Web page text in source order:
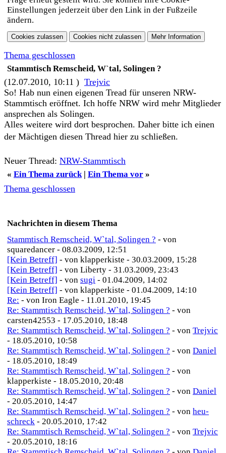
Einstellungen jederzeit über den Link in der Fußzeile
ändern.
Thema geschlossen
Stammtisch Remscheid, W`tal, Solingen ?
(12.07.2010, 10:11 ) Trejvic
So! Hab nun einen eigenen Tread für unseren NRW-
Stammtisch eröffnet. Ich hoffe NRW wird mehr Mitglieder
ansprechen als Solingen.
Alles weitere wird dort besprochen. Daher bitte ich einen
der Mächtigen diesen Thread hier zu schließen.
Neuer Thread: NRW-Stammtisch
« Ein Thema zurück| Ein Thema vor »
Thema geschlossen
Nachrichten in diesem Thema
Stammtisch Remscheid, W`tal, Solingen ? - von
squaredancer - 08.03.2009, 12:51
[Kein Betreff] - von klapperkiste - 30.03.2009, 15:28
[Kein Betreff] - von Liberty - 31.03.2009, 23:43
[Kein Betreff] - von sugi - 01.04.2009, 14:02
[Kein Betreff] - von klapperkiste - 01.04.2009, 14:10
Re: - von Iron Eagle - 11.01.2010, 19:45
Re: Stammtisch Remscheid, W`tal, Solingen ? - von
carsten42553 - 17.05.2010, 18:48
Re: Stammtisch Remscheid, W`tal, Solingen ? - von Trejvic
- 18.05.2010, 10:58
Re: Stammtisch Remscheid, W`tal, Solingen ? - von Daniel
- 18.05.2010, 18:49
Re: Stammtisch Remscheid, W`tal, Solingen ? - von
klapperkiste - 18.05.2010, 20:48
Re: Stammtisch Remscheid, W`tal, Solingen ? - von Daniel
- 20.05.2010, 14:47
Re: Stammtisch Remscheid, W`tal, Solingen ? - von heu-
schreck - 20.05.2010, 17:42
Re: Stammtisch Remscheid, W`tal, Solingen ? - von Trejvic
- 20.05.2010, 18:16